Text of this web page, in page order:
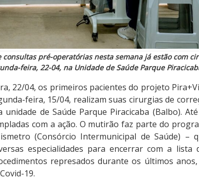
consultas pré-operatórias nesta semana já estão com
feira, 22-04, na Unidade de Saúde Parque
22/04, os primeiros pacientes do projeto
feira, 15/04, realizam suas cirurgias de
de Saúde Parque Piracicaba (Balbo).
com a ação. O mutirão faz parte do
(Consórcio Intermunicipal de Saúde) –
especialidades para encerrar com a lista
represados durante os últimos
19.